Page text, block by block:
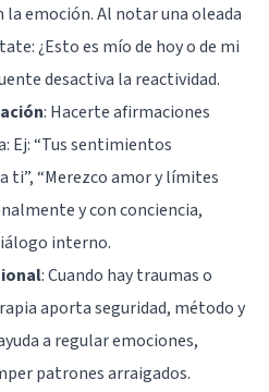
la emoción. Al notar una oleada
¿Esto es mío de hoy o de mi
desactiva la reactividad.
: Hacerte afirmaciones
Ej: “Tus sentimientos
ti”, “Merezco amor y límites
y con conciencia,
interno.
: Cuando hay traumas o
aporta seguridad, método y
a regular emociones,
patrones arraigados.